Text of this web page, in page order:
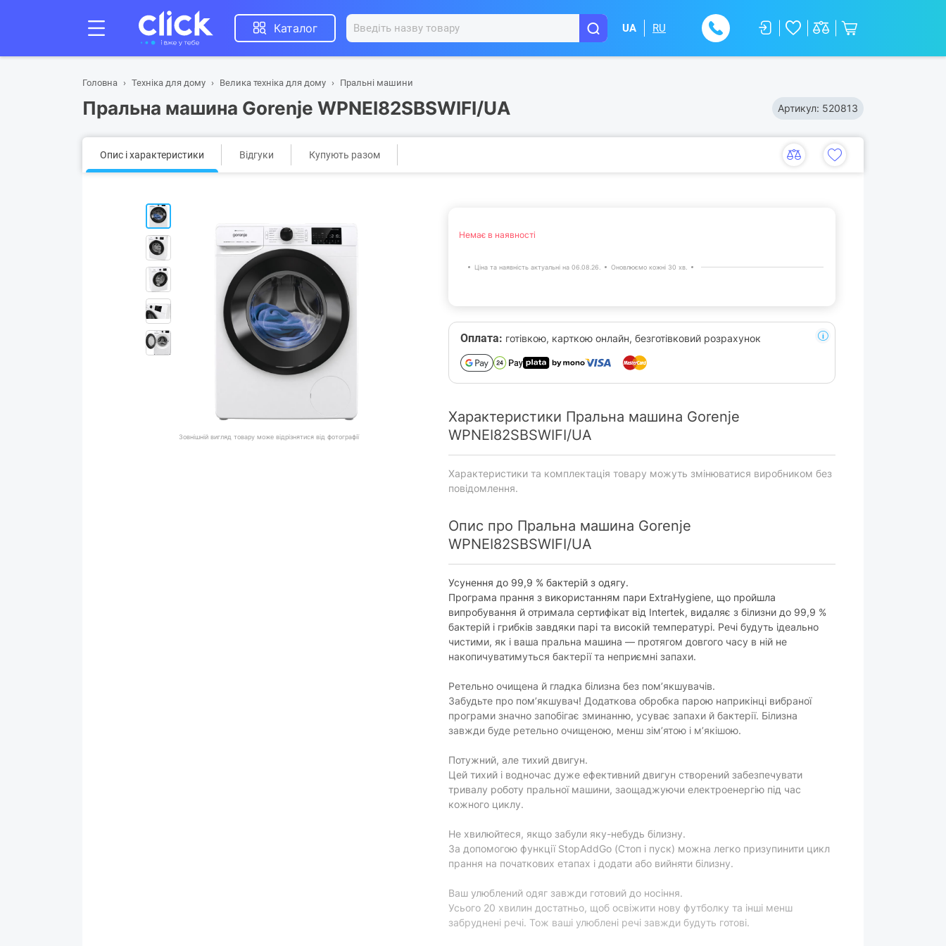
Каталог UA RU
Головна Техніка для дому Велика техніка для дому Пральні машини
Пральна машина Gorenje WPNEI82SBSWIFI/UA Артикул: 520813
Опис і характеристики Відгуки Купують разом
Зовнішній вигляд товару може відрізнятися від фотографії
Немає в наявності
Ціна та наявність актуальні на 06.08.26. Оновлюємо кожні 30 хв.
Оплата: готівкою, карткою онлайн, безготівковий розрахунок
Характеристики Пральна машина Gorenje
WPNEI82SBSWIFI/UA
Характеристики та комплектація товару можуть змінюватися виробником без
повідомлення.
Опис про Пральна машина Gorenje
WPNEI82SBSWIFI/UA
Усунення до 99,9 % бактерій з одягу.
Програма прання з використанням пари ExtraHygiene, що пройшла
випробування й отримала сертифікат від Intertek, видаляє з білизни до 99,9 %
бактерій і грибків завдяки парі та високій температурі. Речі будуть ідеально
чистими, як і ваша пральна машина — протягом довгого часу в ній не
накопичуватимуться бактерії та неприємні запахи.
Ретельно очищена й гладка білизна без пом’якшувачів.
Забудьте про пом’якшувач! Додаткова обробка парою наприкінці вибраної
програми значно запобігає зминанню, усуває запахи й бактерії. Білизна
завжди буде ретельно очищеною, менш зім’ятою і м’якішою.
Потужний, але тихий двигун.
Цей тихий і водночас дуже ефективний двигун створений забезпечувати
тривалу роботу пральної машини, заощаджуючи електроенергію під час
кожного циклу.
Не хвилюйтеся, якщо забули яку-небудь білизну.
За допомогою функції StopAddGo (Стоп і пуск) можна легко призупинити цикл
прання на початкових етапах і додати або вийняти білизну.
Ваш улюблений одяг завжди готовий до носіння.
Усього 20 хвилин достатньо, щоб освіжити нову футболку та інші менш
забруднені речі. Тож ваші улюблені речі завжди будуть готові.